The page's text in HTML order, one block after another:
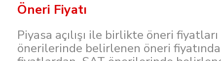
Öneri Fiyatı
Piyasa açılışı ile birlikte öneri
önerilerinde belirlenen öneri